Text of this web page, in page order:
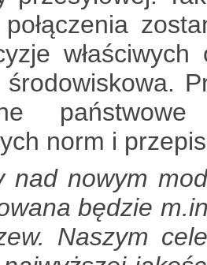
norm i
nad nowym
będzie
Naszym